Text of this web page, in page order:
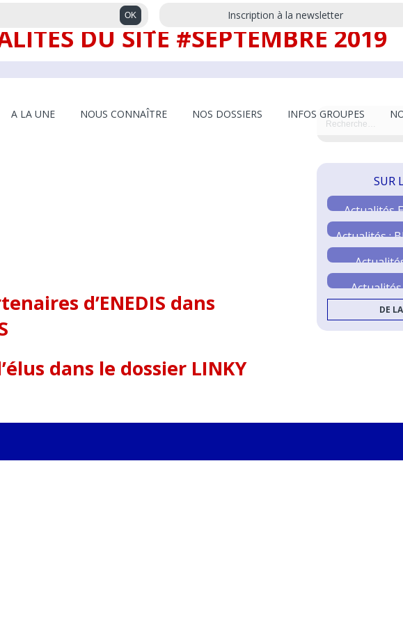
A LA UNE NOUS CONNAÎTRE NOS DOSSIERS INFOS GROUPES
Inscription à la newsletter
DU SITE #SEPTEMBRE 2019
d’ENEDIS dans
dans le dossier LINKY
SUR
Actualités
Actualités :
Projet DE